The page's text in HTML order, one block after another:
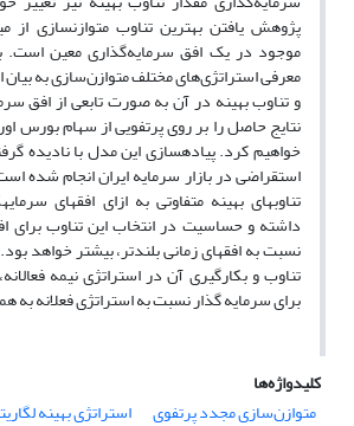
پژوهش یافتن بهترین تناوب متوازن­سازی از
موجود در یک افق سرمایه‌گذاری معین است.
معرفی استراتژی‌های مختلف متوازن‌سازی به بیان
و تناوب بهینه در آن به صورت تابعی از افق
نتایج حاصل را بر روی پرتفویی از سهام بورس
خواهیم کرد. پیاده­سازی این مدل با نادیده
استقراضی در بازار سرمایه ایران انجام شده
تناوب­های بهینه متفاوتی به ازای افق­های
داشته و حساسیت در انتخاب این تناوب برای
نسبت به افق­های زمانی بلندتر، بیشتر خواهد
تناوب و بکارگیری آن در استراتژی نیمه
برای سرمایه گذار نسبت به استراتژی فعلانه به
کلیدواژه‌ها
متوازن‌سازی مجدد پرتفوی
استراتژی بهینه